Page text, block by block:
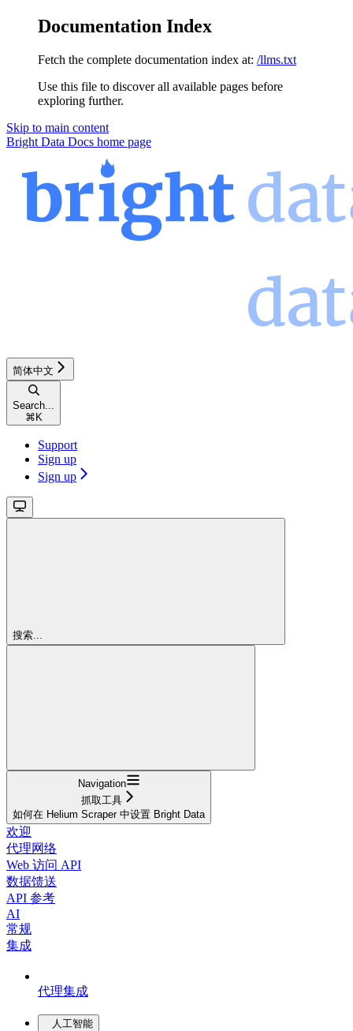
Documentation Index
Fetch the complete documentation index at: /llms.txt
Use this file to discover all available pages before
exploring further.
Skip to main content
Bright Data Docs home page
简体中文
Search...
⌘ K
Support
Sign up
Sign up
搜索...
Navigation
抓取工具
如何在 Helium Scraper 中设置 Bright Data
欢迎
代理网络
Web 访问 API
数据馈送
API 参考
AI
常规
集成
代理集成
人工智能